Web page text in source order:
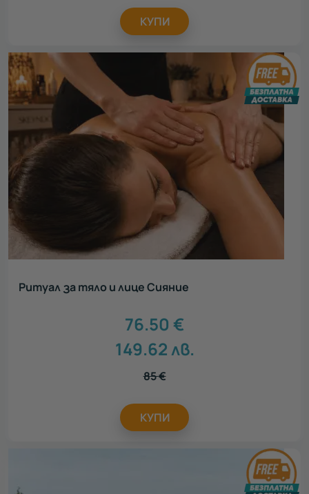
КУПИ
Ритуал за тяло и лице Сияние
76.50 €
149.62лв.
85€
КУПИ